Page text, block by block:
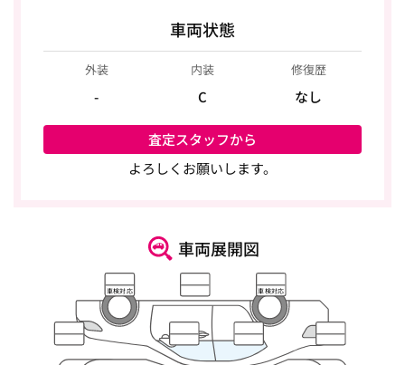
車両状態
外装
-
内装
C
修復歴
なし
査定スタッフから
よろしくお願いします。
車両展開図
車検対応 車検対応